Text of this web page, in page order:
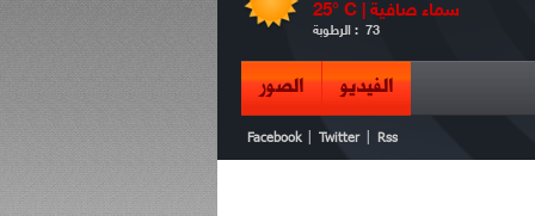
25° C | سماء صافية
الرطوبة : 73
الفيديو الصور
Facebook Twitter Rss